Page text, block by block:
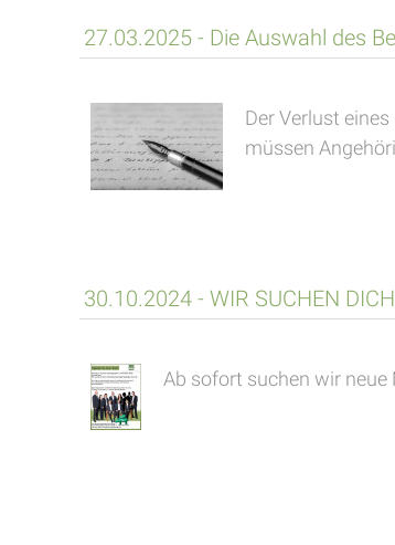
27.03.2025 - Die Auswahl des
Der Verlust
müssen
30.10.2024 - WIR SUCHEN
Ab sofort suchen wir neue